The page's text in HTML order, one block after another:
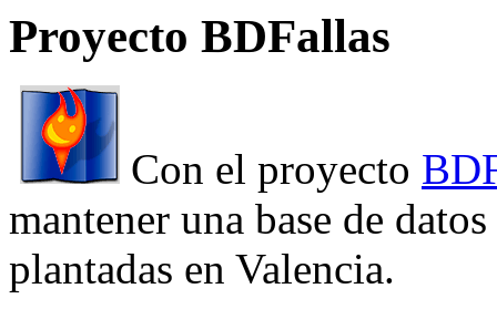
Proyecto BDFallas
Con el proyecto
mantener una base de
plantadas en Valencia.